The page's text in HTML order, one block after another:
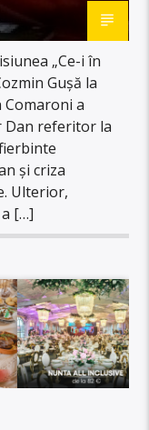
„Ce-i în
Gușă la
Comaroni a
Dan referitor la
și criza
Ulterior,
[…]